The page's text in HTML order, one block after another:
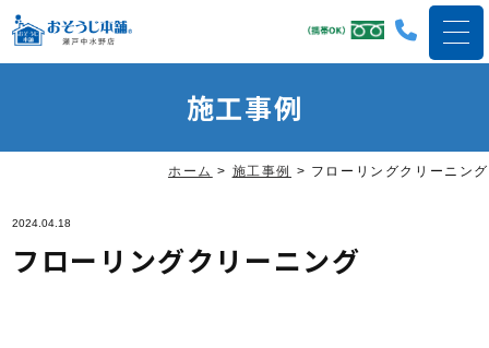
施工事例
ホーム > 施工事例 > フローリングクリーニング
2024.04.18
フローリングクリーニング